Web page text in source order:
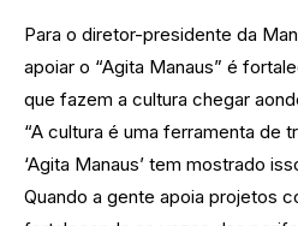
Para o diretor-presidente da
apoiar o “Agita Manaus” é
que fazem a cultura chegar
“A cultura é uma ferramenta de
‘Agita Manaus’ tem mostrado
Quando a gente apoia projetos